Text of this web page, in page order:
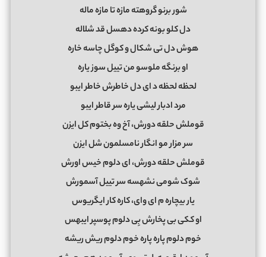
شور برنو گروهته مازه تا مازه ماله
دل کلو بونه کرده دهسل قد شلاله
هوش دل تی شکال و کوگل چاسه خاره
او برنگه ملوسو من تییل سوز یاره
لحظه لحظه د ای دل خاطرش خاطر ایبو
مرد ادبار لیشی یاره سر قاطر ایبو
قوملش حلقه دورش، آخ وه بختوم کل ایزن
سر مزار مو انگار نامسلمون شل ایزن
قوملش حلقه دورش، ای دلوم خیس اورش
شوک شومی نشهسه سر تییل آسمورش
یار بیچاره م ای وای، کاره کار ایگریوس
او ککی بی پخارش بِی دلوم پوسپر ایبهس
خوم دلوم پاره پاره خوم دلوم ریش ریشه